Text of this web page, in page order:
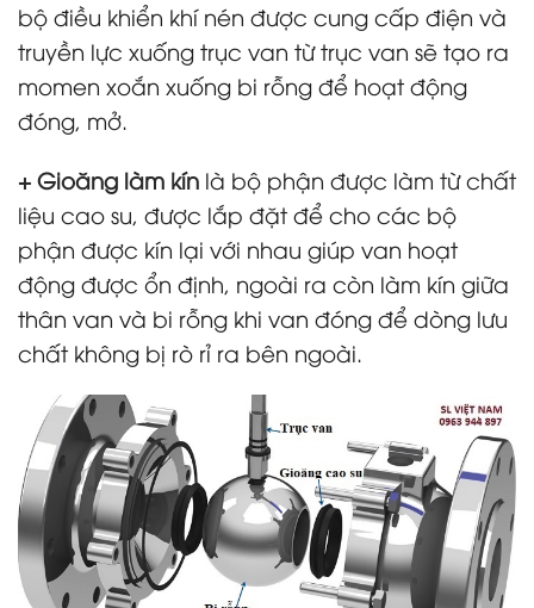
bộ điều khiển khí nén được cung cấp điện và
truyền lực xuống trục van từ trục van sẽ tạo ra
momen xoắn xuống bi rỗng để hoạt động
đóng, mở.
+ Gioăng làm kín là bộ phận được làm từ chất
liệu cao su, được lắp đặt để cho các bộ
phận được kín lại với nhau giúp van hoạt
động được ổn định, ngoài ra còn làm kín giữa
thân van và bi rỗng khi van đóng để dòng lưu
chất không bị rò rỉ ra bên ngoài.